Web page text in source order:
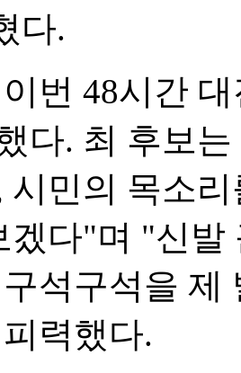
다.
번 48시간
다. 최 후보
시민의 목소
겠다"며 "신발
석구석을
력했다.